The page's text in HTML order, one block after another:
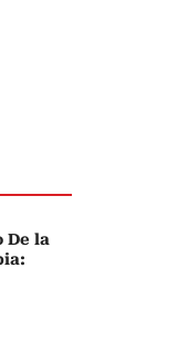
De la